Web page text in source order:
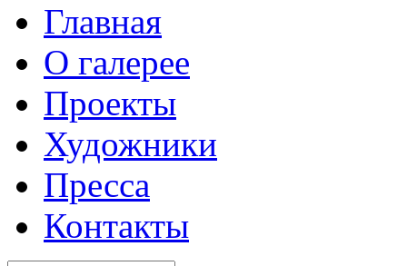
Главная
О галерее
Проекты
Художники
Пресса
Контакты